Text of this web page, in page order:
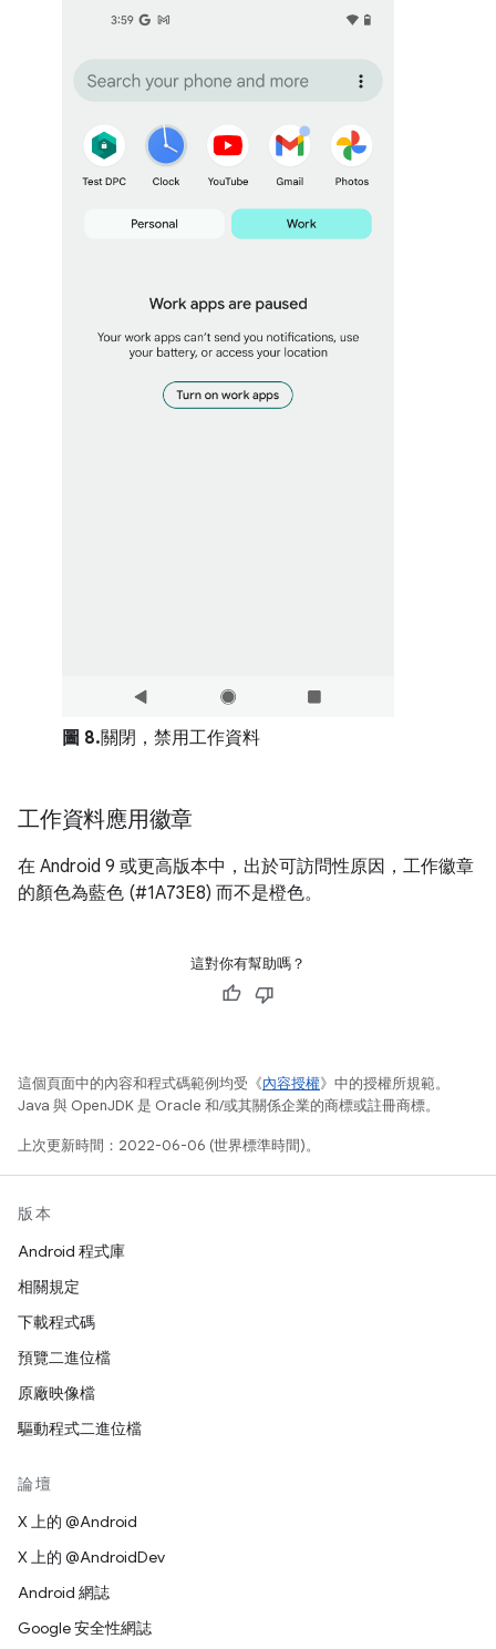
圖 8.關閉，禁用工作資料
工作資料應用徽章
在 Android 9 或更高版本中，出於可訪問性原因，工作徽章
的顏色為藍色 (#1A73E8) 而不是橙色。
這對你有幫助嗎？
這個頁面中的內容和程式碼範例均受《內容授權》中的授權所規範。
Java 與 OpenJDK 是 Oracle 和/或其關係企業的商標或註冊商標。
上次更新時間：2022-06-06 (世界標準時間)。
版本
Android 程式庫
相關規定
下載程式碼
預覽二進位檔
原廠映像檔
驅動程式二進位檔
論壇
X 上的 @Android
X 上的 @AndroidDev
Android 網誌
Google 安全性網誌